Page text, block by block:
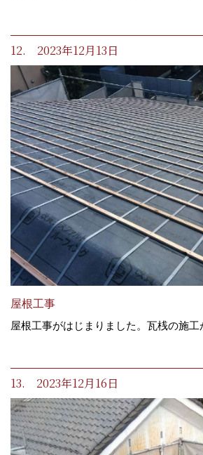
12. 2023年12月13日
屋根工事
屋根工事がはじまりました。瓦桟の施工
13. 2023年12月16日